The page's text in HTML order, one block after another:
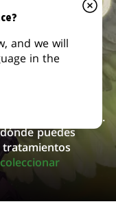
DE
de agosto de 2023.
puedes
coleccionar
and we will
in the